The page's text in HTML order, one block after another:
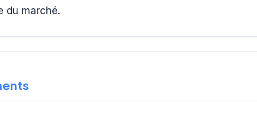
du marché.